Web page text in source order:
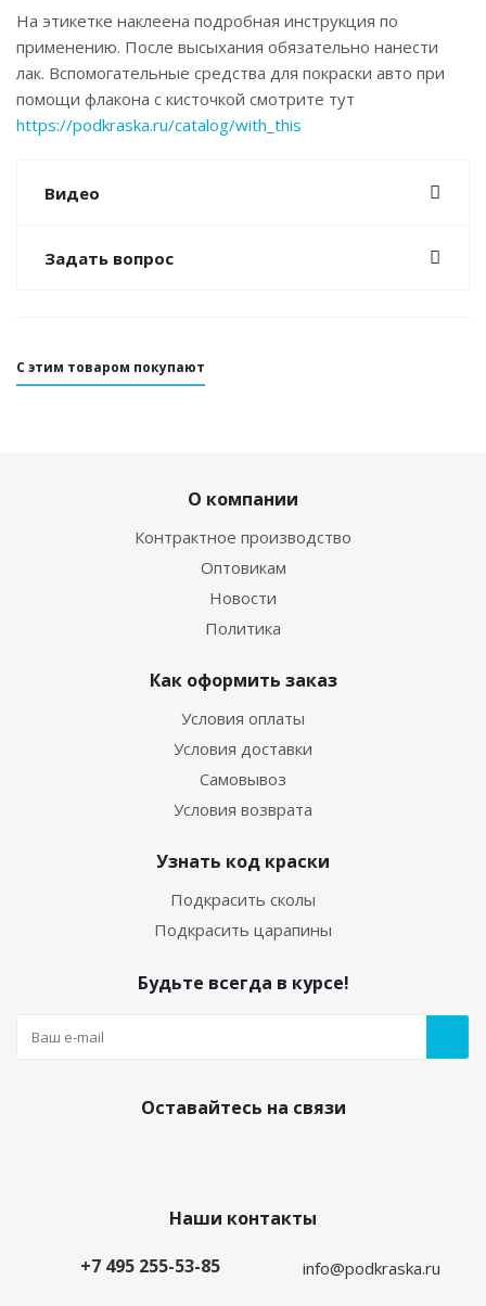
На этикетке наклеена подробная инструкция по
применению. После высыхания обязательно нанести
лак. Вспомогательные средства для покраски авто при
помощи флакона с кисточкой смотрите тут
https://podkraska.ru/catalog/with_this
Видео
Задать вопрос
С этим товаром покупают
О компании
Контрактное производство
Оптовикам
Новости
Политика
Как оформить заказ
Условия оплаты
Условия доставки
Самовывоз
Условия возврата
Узнать код краски
Подкрасить сколы
Подкрасить царапины
Будьте всегда в курсе!
Оставайтесь на связи
Наши контакты
+7 495 255-53-85
info@podkraska.ru